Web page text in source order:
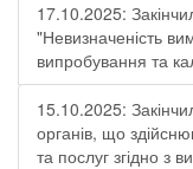
17.10.2025:
"Невизначеність
випробування та
15.10.2025:
органів, що
та послуг згідно